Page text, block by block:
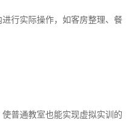
行实际操作，如客房整理、餐
普通教室也能实现虚拟实训的